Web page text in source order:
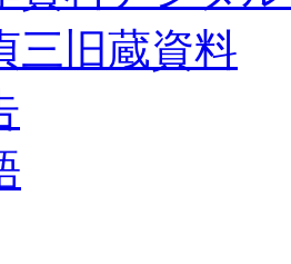
三旧蔵資料